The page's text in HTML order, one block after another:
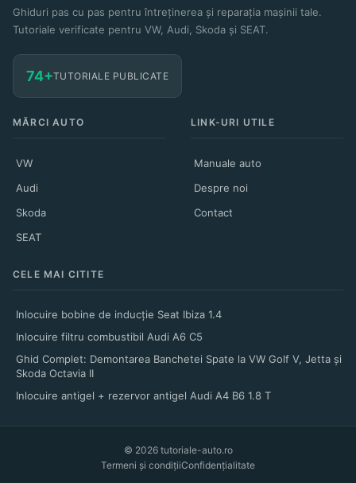
Ghiduri pas cu pas pentru întreținerea și reparația mașinii tale.
Tutoriale verificate pentru VW, Audi, Skoda și SEAT.
74+TUTORIALE PUBLICATE
MĂRCI AUTO
VW
Audi
Skoda
SEAT
LINK-URI UTILE
Manuale auto
Despre noi
Contact
CELE MAI CITITE
Inlocuire bobine de inducție Seat Ibiza 1.4
Inlocuire filtru combustibil Audi A6 C5
Ghid Complet: Demontarea Banchetei Spate la VW Golf V, Jetta și
Skoda Octavia II
Inlocuire antigel + rezervor antigel Audi A4 B6 1.8 T
© 2026 tutoriale-auto.ro
Termeni și condițiiConfidențialitate